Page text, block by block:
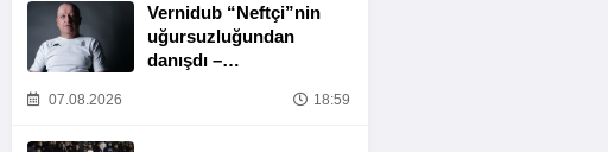
Vernidub “Neftçi”nin
uğursuzluğundan
danışdı –
TAMAMILƏ MƏNIM
07.08.2026 18:59